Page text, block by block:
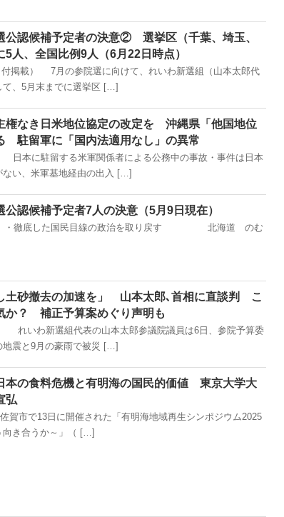
公認候補予定者の決意② 選挙区（千葉、埼玉、
人、全国比例9人（6月22日時点）
付掲載） 7月の参院選に向けて、れいわ新選組（山本太郎代
て、5月末までに選挙区 […]
権なき日米地位協定の改定を 沖縄県「他国地位
駐留軍に「国内法適用なし」の異常
日本に駐留する米軍関係者による公務中の事故・事件は日本
ない、米軍基地経由の出入 […]
認候補予定者7人の決意（5月9日現在）
） ・徹底した国民目線の政治を取り戻す 北海道 のむ
土砂撤去の加速を」 山本太郎､首相に直談判 こ
か？ 補正予算案めぐり声明も
れいわ新選組代表の山本太郎参議院議員は6日、参院予算委
地震と9月の豪雨で被災 […]
の食料危機と有明海の国民的価値 東京大学大
弘
市で13日に開催された「有明海地域再生シンポジウム2025
向き合うか～」（ […]